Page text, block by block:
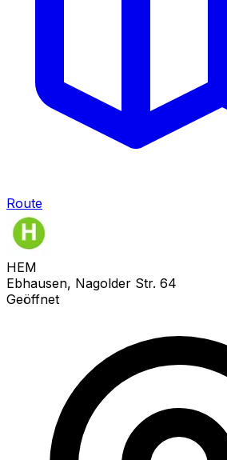
Route
HEM
Ebhausen, Nagolder Str. 64
Geöffnet